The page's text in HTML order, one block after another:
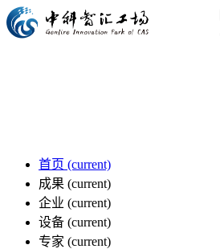
首页 (current)
成果 (current)
企业 (current)
设备 (current)
专家 (current)